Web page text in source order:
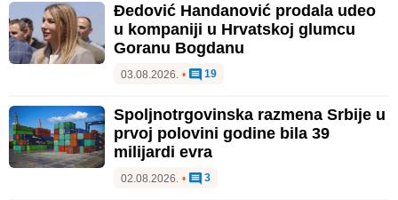
Đedović Handanović prodala udeo
u kompaniji u Hrvatskoj glumcu
Goranu Bogdanu
03.08.2026. • 19
Spoljnotrgovinska razmena Srbije u
prvoj polovini godine bila 39
milijardi evra
02.08.2026. • 3